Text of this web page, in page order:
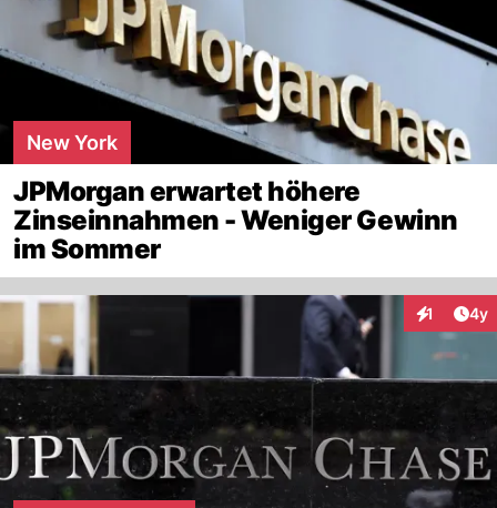
New York
JPMorgan erwartet höhere
Zinseinnahmen - Weniger Gewinn
im Sommer
1 4y